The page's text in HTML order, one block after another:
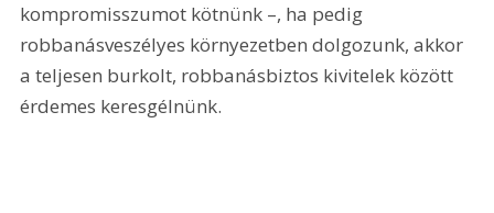
kompromisszumot kötnünk –, ha pedig
robbanásveszélyes környezetben dolgozunk, akkor
a teljesen burkolt, robbanásbiztos kivitelek között
érdemes keresgélnünk.